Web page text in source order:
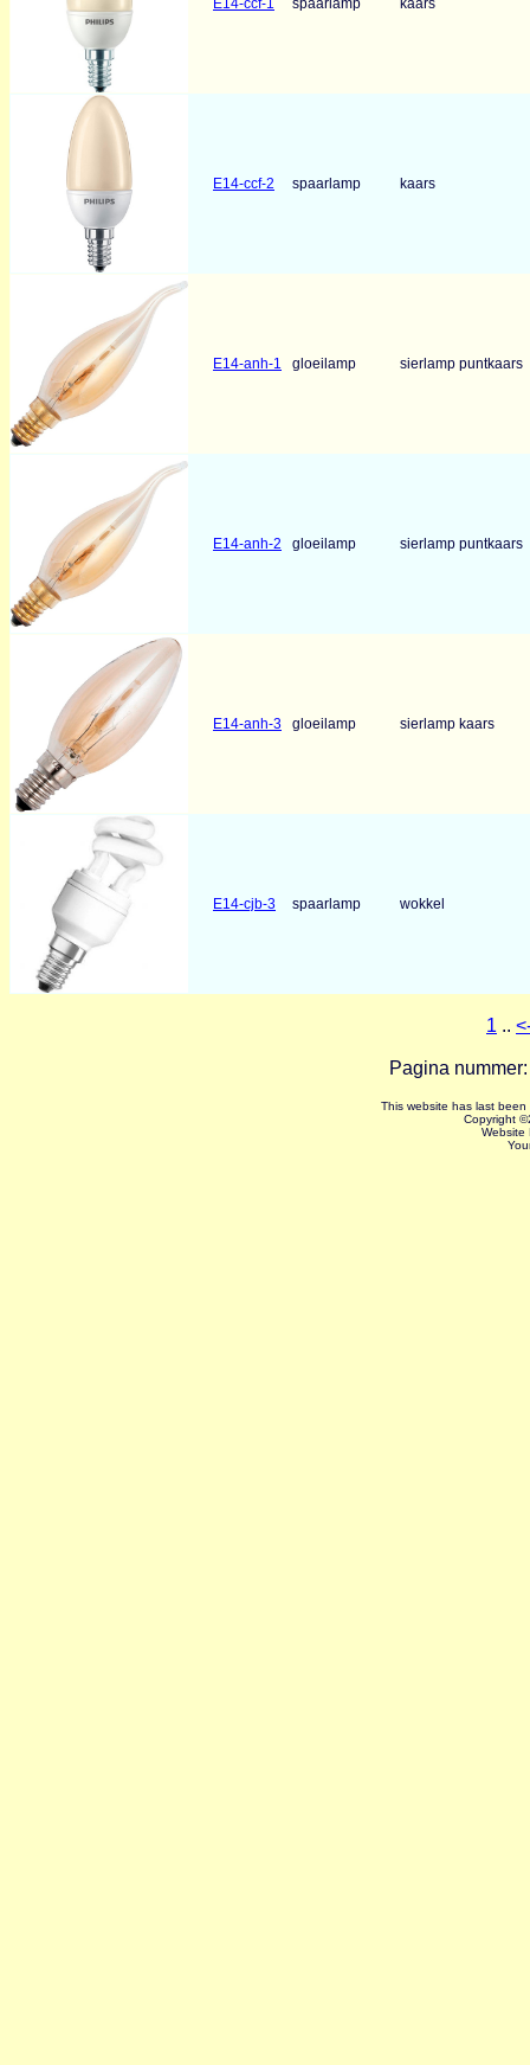
E14-ccf-1 spaarlamp kaars
E14-ccf-2 spaarlamp kaars
E14-anh-1 gloeilamp sierlamp puntkaars
E14-anh-2 gloeilamp sierlamp puntkaars
E14-anh-3 gloeilamp sierlamp kaars
E14-cjb-3 spaarlamp wokkel
1 ..
Pagina
This website has last
Copyright
Website